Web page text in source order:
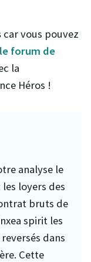
car vous pouvez
le forum de
la
Héros !
analyse le
loyers des
bruts de
spirit les
dans
Cette